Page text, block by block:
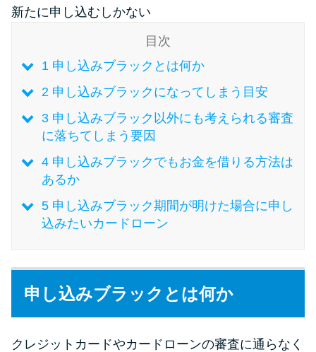
銀行カードローンを選ぶべき4つ
無利息期間を利用して利息0円で
お金を借りる3つのポイント
種類・特徴別一覧
その他コラム
今月の家賃払えない…2ヵ月目に
は解決しないと危険な理由と対
家賃払えないが強制退去は避け
たい…市役所に相談より賢い方
新たに申し込むしかない
目次
1申し込みブラックとは何か
2申し込みブラックになってしまう目安
3申し込みブラック以外にも考えられる審査
に落ちてしまう要因
4申し込みブラックでもお金を借りる方法は
あるか
5申し込みブラック期間が明けた場合に申し
込みたいカードローン
申し込みブラックとは何か
クレジットカードやカードローンの審査に通らなく